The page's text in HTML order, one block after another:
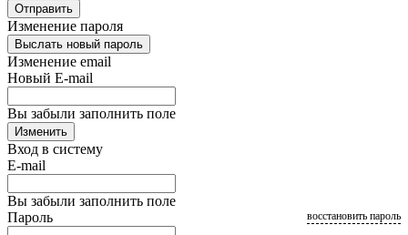
Отправить
Изменение пароля
Выслать новый пароль
Изменение email
Новый E-mail
Вы забыли заполнить поле
Изменить
Вход в систему
E-mail
Вы забыли заполнить поле
Пароль
восстановить пароль